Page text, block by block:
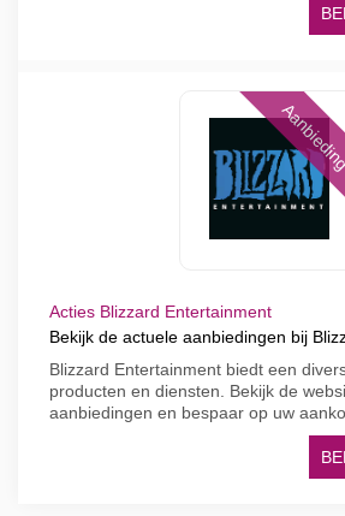
Acties Blizzard Entertainment
Bekijk de actuele aanbiedingen bij
Blizzard Entertainment biedt een
producten en diensten. Bekijk de
aanbiedingen en bespaar op uw